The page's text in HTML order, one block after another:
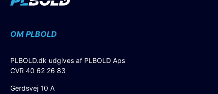
OM PLBOLD
PLBOLD.dk udgives af PLBOLD Aps
CVR 40 62 26 83
Gerdsvej 10 A